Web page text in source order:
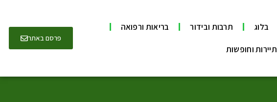
בלוג תרבות ובידור בריאות ורפואה
תיירות וחופשות
פרסם באתר